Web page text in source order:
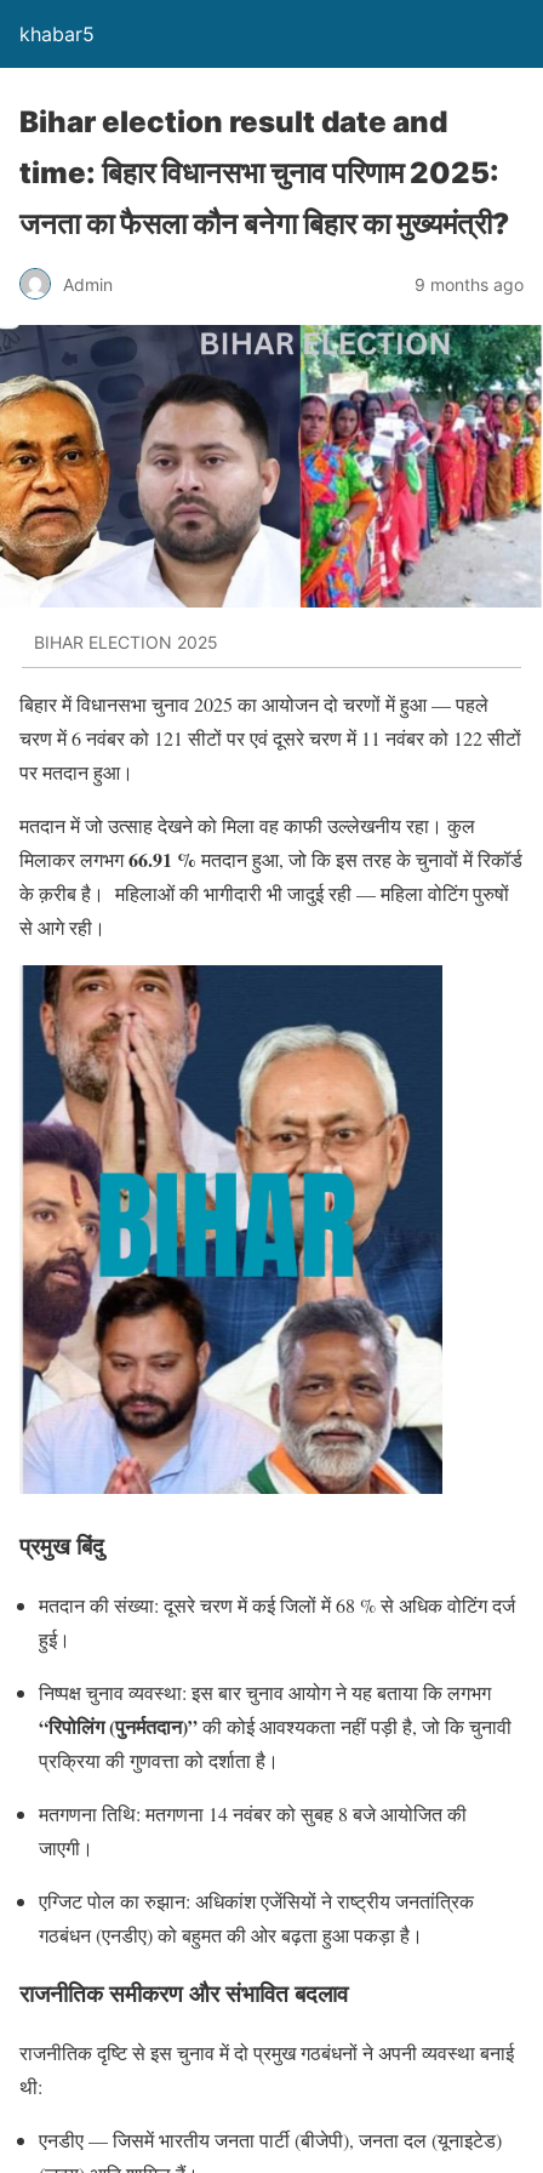
khabar5
Bihar election result date and
time: बिहार विधानसभा चुनाव परिणाम 2025:
जनता का फैसला कौन बनेगा बिहार का मुख्यमंत्री?
Admin 9 months ago
BIHAR ELECTION 2025
बिहार में विधानसभा चुनाव 2025 का आयोजन दो चरणों में हुआ — पहले
चरण में 6 नवंबर को 121 सीटों पर एवं दूसरे चरण में 11 नवंबर को 122 सीटों
पर मतदान हुआ।
मतदान में जो उत्साह देखने को मिला वह काफी उल्लेखनीय रहा। कुल
मिलाकर लगभग66.91 %मतदान हुआ, जो कि इस तरह के चुनावों में रिकॉर्ड
के क़रीब है। महिलाओं की भागीदारी भी जादुई रही — महिला वोटिंग पुरुषों
से आगे रही।
प्रमुख बिंदु
मतदान की संख्या: दूसरे चरण में कई जिलों में 68 % से अधिक वोटिंग दर्ज
हुई।
निष्पक्ष चुनाव व्यवस्था: इस बार चुनाव आयोग ने यह बताया कि लगभग
“रिपोलिंग (पुनर्मतदान)”की कोई आवश्यकता नहीं पड़ी है, जो कि चुनावी
प्रक्रिया की गुणवत्ता को दर्शाता है।
मतगणना तिथि: मतगणना 14 नवंबर को सुबह 8 बजे आयोजित की
जाएगी।
एग्जिट पोल का रुझान: अधिकांश एजेंसियों ने राष्ट्रीय जनतांत्रिक
गठबंधन (एनडीए) को बहुमत की ओर बढ़ता हुआ पकड़ा है।
राजनीतिक समीकरण और संभावित बदलाव
राजनीतिक दृष्टि से इस चुनाव में दो प्रमुख गठबंधनों ने अपनी व्यवस्था बनाई
थी:
एनडीए — जिसमें भारतीय जनता पार्टी (बीजेपी), जनता दल (यूनाइटेड)